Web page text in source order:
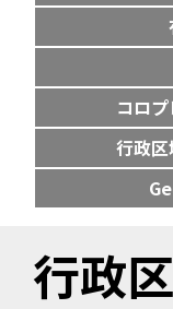
コロ
行政
行政